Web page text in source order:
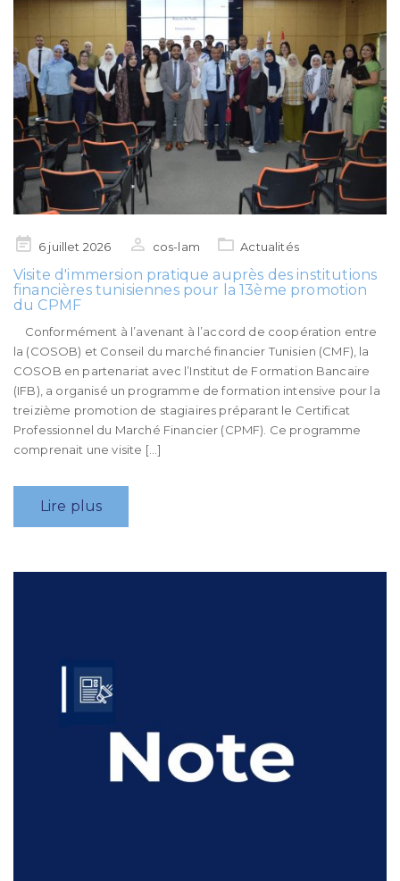
Posted6 juillet 2026 cos-lam Actualités
Visite d'immersion pratique auprès des institutions
financières tunisiennes pour la 13ème promotion
du CPMF
Conformément à l’avenant à l’accord de coopération entre
la (COSOB) et Conseil du marché financier Tunisien (CMF), la
COSOB en partenariat avec l’Institut de Formation Bancaire
(IFB), a organisé un programme de formation intensive pour la
treizième promotion de stagiaires préparant le Certificat
Professionnel du Marché Financier (CPMF). Ce programme
comprenait une visite […]
Lire plus